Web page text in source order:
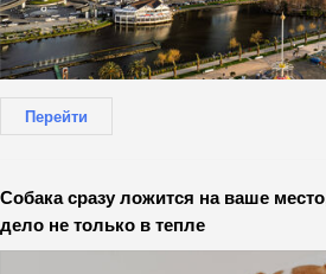
Перейти
Собака сразу ложится на ваше
дело не только в тепле